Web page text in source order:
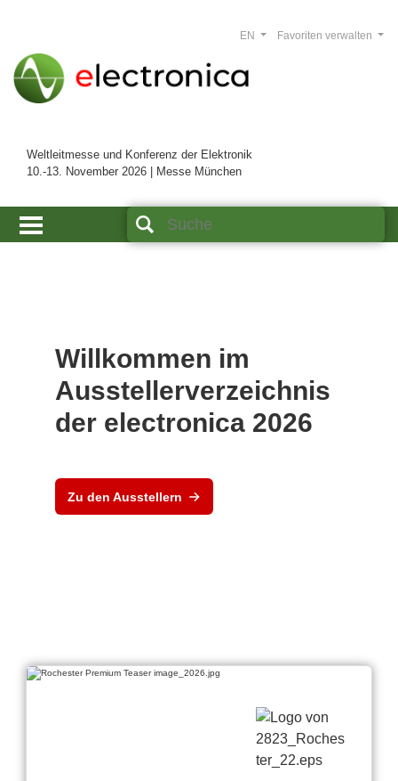
Weltleitmesse und Konferenz der Elektronik
10.-13. November 2026 | Messe München
Favoriten verwalten
EN
Willkommen im
Ausstellerverzeichnis
der electronica 2026
Zu den Ausstellern